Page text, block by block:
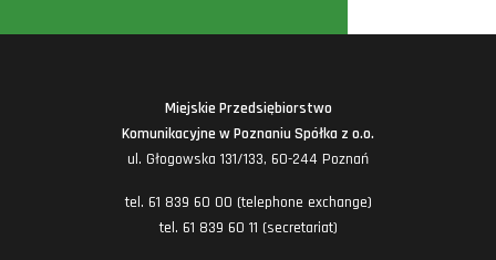
Miejskie Przedsiębiorstwo
Komunikacyjne w Poznaniu Spółka z o.o.
ul. Głogowska 131/133, 60-244 Poznań
tel. 61 839 60 00 (telephone exchange)
tel. 61 839 60 11 (secretariat)